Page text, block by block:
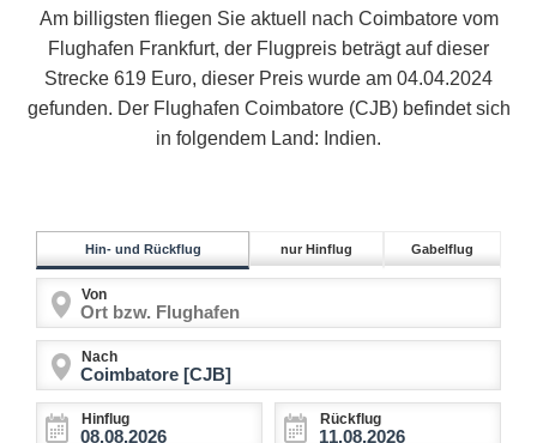
Am billigsten fliegen Sie aktuell nach Coimbatore vom
Flughafen Frankfurt, der Flugpreis beträgt auf dieser
Strecke 619 Euro, dieser Preis wurde am 04.04.2024
gefunden. Der Flughafen Coimbatore (CJB) befindet sich
in folgendem Land: Indien.
Hin- und Rückflug nur Hinflug Gabelflug
Von
Nach
Hinflug Rückflug